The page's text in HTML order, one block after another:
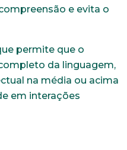
e evita o
permite que o
da linguagem,
na média ou acima
em interações